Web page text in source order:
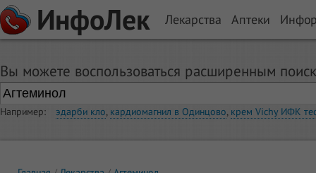
ИнфоЛек Лекарства Аптеки
Вы можете воспользоваться расширенным
Например: эдарби кло, кардиомагнил в Одинцово, крем Vichy ИФК